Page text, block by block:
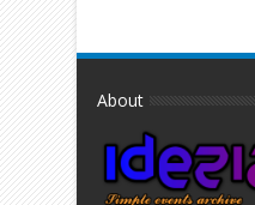
About